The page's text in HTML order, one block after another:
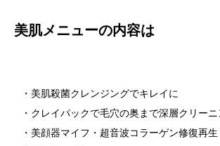
美肌メニューの内容は
・美肌殺菌クレンジングでキレイに
・クレイパックで毛穴の奥まで深層クリー
・美顔器マイフ・超音波コラーゲン修復再